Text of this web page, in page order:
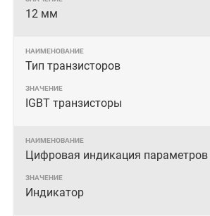
12 мм
Тип транзисторов
IGBT транзисторы
Цифровая индикация параметров
Индикатор